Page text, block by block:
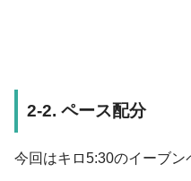
2-2. ペース配分
今回はキロ5:30のイーブン